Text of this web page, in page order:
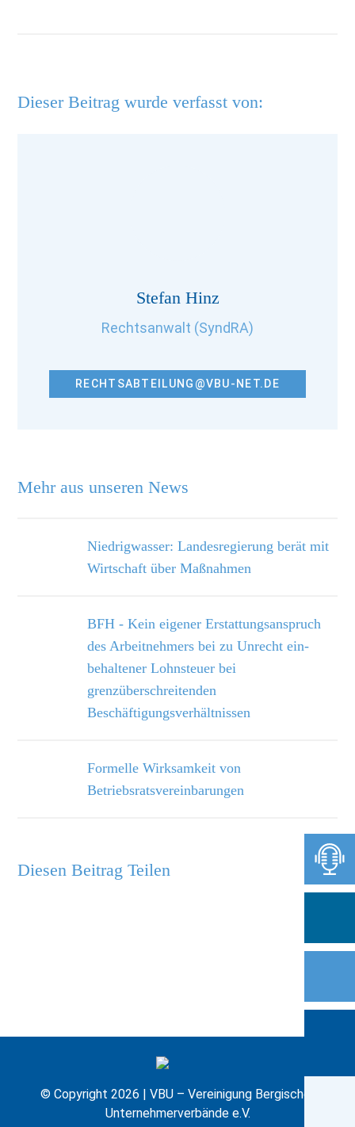
Mehr aus unseren News
Niedrigwasser: Landesregierung berät mit
Wirtschaft über Maßnahmen
BFH - Kein eigener Erstattungsanspruch
des Arbeitnehmers bei zu Unrecht ein­
behaltener Lohnsteuer bei
grenzüberschreitenden
Beschäftigungsverhältnissen
Formelle Wirksamkeit von
Betriebsratsvereinbarungen
Dieser Beitrag wurde verfasst von:
Stefan Hinz
Rechtsanwalt (SyndRA)
RECHTSABTEILUNG@VBU-NET.DE
Diesen Beitrag Teilen
© Copyright 2026 | VBU – Vereinigung Bergischer
Unternehmerverbände e.V.